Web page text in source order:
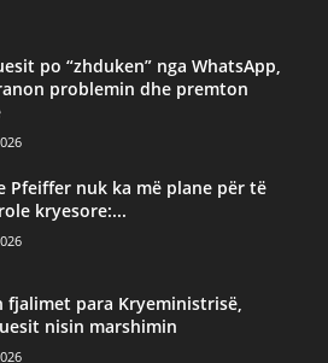
po “zhduken” nga WhatsApp,
problemin dhe premton
Pfeiffer nuk ka më plane për të
kryesore:...
fjalimet para Kryeministrisë,
nisin marshimin